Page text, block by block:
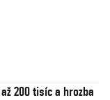
200 tisíc a hrozba